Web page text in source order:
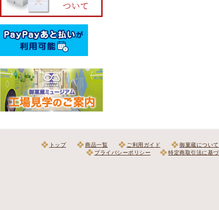
トップ 商品一覧 ご利用ガイド
御菓蔵について
プライバシーポリシー
特定商取引法に基